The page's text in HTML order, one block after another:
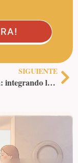
SIGUIENTE
Educación: integrando la virtud estoica en escuelas y universidades